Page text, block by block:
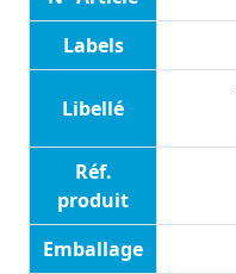
Labels
Libellé
Réf.
produit
Emballage